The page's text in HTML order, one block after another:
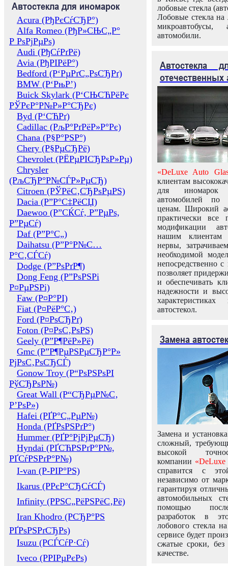
Автостекла для иномарок
Acura (РђРєСѓСЂР°)
Alfa Romeo (РђР»СЊС„Р°
Р РѕРјРµРѕ)
Audi (РђСѓРґРё)
Avia (РђРІРёР°)
Bedford (Р‘РµРґС„РѕСЂРґ)
BMW (Р‘РњР’)
Buick Skylark (Р‘СЊСЋРёРє
РЎРєР°Р№Р»Р°СЂРє)
Byd (Р‘СЋРґ)
Cadillac (РљР°РґРёР»Р°Рє)
Chana (Р§Р°РЅР°)
Chery (Р§РµСЂРё)
Chevrolet (РЁРµРІСЂРѕР»Рµ)
Chrysler
(РљСЂР°Р№СЃР»РµСЂ)
Citroen (РЎРёС‚СЂРѕРµРЅ)
Dacia (Р”Р°С‡РёСЏ)
Daewoo (Р”СЌСѓ, Р”РµРѕ,
Р”РµСѓ)
Daf (Р”Р°С„)
Daihatsu (Р”Р°Р№С…
Р°С‚СЃСѓ)
Dodge (Р”РѕРґР¶)
Dong Feng (Р”РѕРЅРі
Р¤РµРЅРі)
Faw (Р¤Р°РІ)
Fiat (Р¤РёР°С‚)
Ford (Р¤РѕСЂРґ)
Foton (Р¤РѕС‚РѕРЅ)
Geely (Р”Р¶РёР»Рё)
Gmc (Р”Р¶РµРЅРµСЂР°Р»
РјРѕС‚РѕСЂСЃ)
Gonow Troy (Р“РѕРЅРѕРІ
РўСЂРѕР№)
Great Wall (Р“СЂРµР№С‚
Р’РѕР»)
Hafei (РҐР°С„РµР№)
Honda (РҐРѕРЅРґР°)
Hummer (РҐР°РјРјРµСЂ)
Hyndai (РҐСЋРЅРґР°Р№,
РҐСѓРЅРґР°Р№)
I-van (Р-РІР°РЅ)
Ikarus (РРєР°СЂСѓСЃ)
Infinity (РРЅС„РёРЅРёС‚Рё)
Iran Khodro (РСЂР°РЅ
РҐРѕРЅРґСЂРѕ)
Isuzu (РСЃСѓР·Сѓ)
Iveco (РРІРµРєРѕ)
лобовые стекла
Лобовые стекла на
микроавтобусы,
автомобили.
Автостекла
отечественных
«DeLuxe Auto
клиентам
для иномарок
автомобилей
ценам. Широкий
практически все
модификации
нашим клиентам
нервы,
необходимой
непосредственно
позволяет
и обеспечивать
надежности и
автостекол.
Замена
Замена и
сложный,
высокой
компании «DeLuxe
справится с
независимо от
гарантируя
автомобильных
помощью
разработок в
лобового стекла
сервисе будет
сжатые сроки,
качестве.